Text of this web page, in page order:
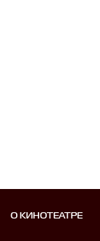
О КИНОТЕАТРЕ